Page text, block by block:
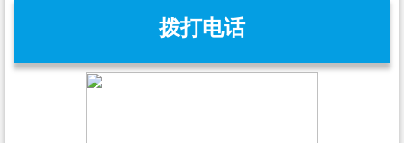
拨打电话